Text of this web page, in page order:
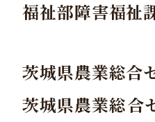
福祉部障害福祉
茨城県農業総合
茨城県農業総